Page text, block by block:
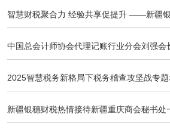
智慧财税聚合力 经验共享促提升 ——新疆
团与乌苏天山昭阳公司开展深度业务交流
中国总会计师协会代理记账行业分会刘强会
银穗财税集团 共话AI赋能与财税服务升级
2025智慧税务新格局下税务稽查攻坚战专
木齐成功举办
新疆银穗财税热情接待新疆重庆商会秘书处
作发展